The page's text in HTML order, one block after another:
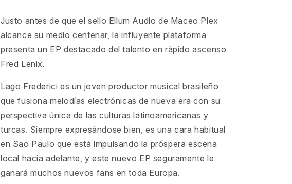
Justo antes de que el sello Ellum Audio de Maceo Plex
alcance su medio centenar, la influyente plataforma
presenta un EP destacado del talento en rápido ascenso
Fred Lenix.
Lago Frederici es un joven productor musical brasileño
que fusiona melodías electrónicas de nueva era con su
perspectiva única de las culturas latinoamericanas y
turcas. Siempre expresándose bien, es una cara habitual
en Sao Paulo que está impulsando la próspera escena
local hacia adelante, y este nuevo EP seguramente le
ganará muchos nuevos fans en toda Europa.